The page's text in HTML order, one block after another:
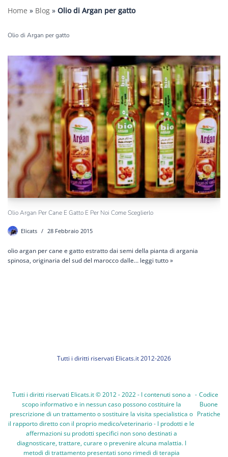
Home » Blog » Olio di Argan per gatto
Olio di Argan per gatto
Olio Argan Per Cane E Gatto E Per Noi Come Sceglierlo
Elicats 28 Febbraio 2015
olio argan per cane e gatto estratto dai semi della pianta di argania
spinosa, originaria del sud del marocco dalle… leggi tutto »
Tutti i diritti riservati Elicats.it 2012-2026
Tutti i diritti riservati Elicats.it © 2012 - 2022 - I contenuti sono a
scopo informativo e in nessun caso possono costituire la
prescrizione di un trattamento o sostituire la visita specialistica o
il rapporto diretto con il proprio medico/veterinario - I prodotti e le
affermazioni su prodotti specifici non sono destinati a
diagnosticare, trattare, curare o prevenire alcuna malattia. I
metodi di trattamento presentati sono rimedi di terapia
- Codice
Buone
Pratiche